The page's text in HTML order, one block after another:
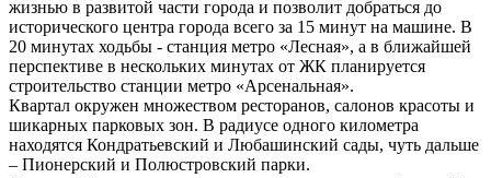
жизнью в развитой части города и позволит добраться до
исторического центра города всего за 15 минут на машине. В
20 минутах ходьбы - станция метро «Лесная», а в ближайшей
перспективе в нескольких минутах от ЖК планируется
строительство станции метро «Арсенальная».
Квартал окружен множеством ресторанов, салонов красоты и
шикарных парковых зон. В радиусе одного километра
находятся Кондратьевский и Любашинский сады, чуть дальше
– Пионерский и Полюстровский парки.